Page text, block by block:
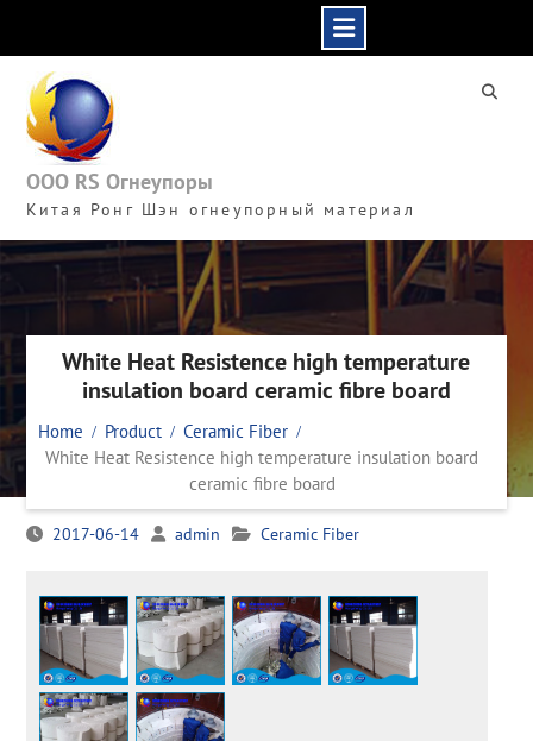
content
ООО RS Огнеупоры
Китая Ронг Шэн огнеупорный материал
White Heat Resistence high temperature
insulation board ceramic fibre board
Home Product
Ceramic Fiber
White Heat Resistence high temperature insulation board
ceramic fibre board
2017-06-14 admin Ceramic Fiber